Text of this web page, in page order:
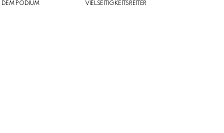
DEM PODIUM
VIELSEITIGKEITSREITER